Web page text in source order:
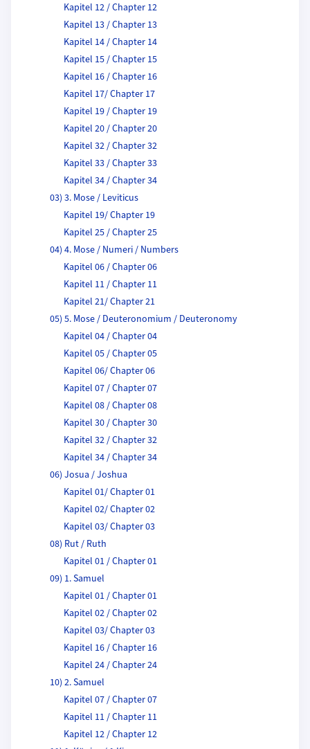
Kapitel 12 / Chapter 12
Kapitel 13 / Chapter 13
Kapitel 14 / Chapter 14
Kapitel 15 / Chapter 15
Kapitel 16 / Chapter 16
Kapitel 17/ Chapter 17
Kapitel 19 / Chapter 19
Kapitel 20 / Chapter 20
Kapitel 32 / Chapter 32
Kapitel 33 / Chapter 33
Kapitel 34 / Chapter 34
03) 3. Mose / Leviticus
Kapitel 19/ Chapter 19
Kapitel 25 / Chapter 25
04) 4. Mose / Numeri / Numbers
Kapitel 06 / Chapter 06
Kapitel 11 / Chapter 11
Kapitel 21/ Chapter 21
05) 5. Mose / Deuteronomium / Deuteronomy
Kapitel 04 / Chapter 04
Kapitel 05 / Chapter 05
Kapitel 06/ Chapter 06
Kapitel 07 / Chapter 07
Kapitel 08 / Chapter 08
Kapitel 30 / Chapter 30
Kapitel 32 / Chapter 32
Kapitel 34 / Chapter 34
06) Josua / Joshua
Kapitel 01/ Chapter 01
Kapitel 02/ Chapter 02
Kapitel 03/ Chapter 03
08) Rut / Ruth
Kapitel 01 / Chapter 01
09) 1. Samuel
Kapitel 01 / Chapter 01
Kapitel 02 / Chapter 02
Kapitel 03/ Chapter 03
Kapitel 16 / Chapter 16
Kapitel 24 / Chapter 24
10) 2. Samuel
Kapitel 07 / Chapter 07
Kapitel 11 / Chapter 11
Kapitel 12 / Chapter 12